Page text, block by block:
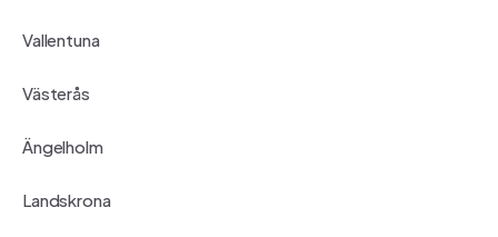
Vallentuna
Västerås
Ängelholm
Landskrona